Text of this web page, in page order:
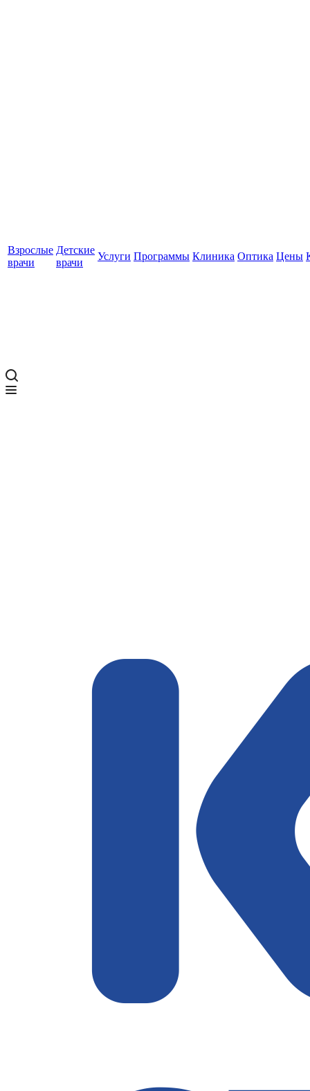
Взрослые
врачи
Детские
врачи
Услуги Программы Клиника Оптика Цены